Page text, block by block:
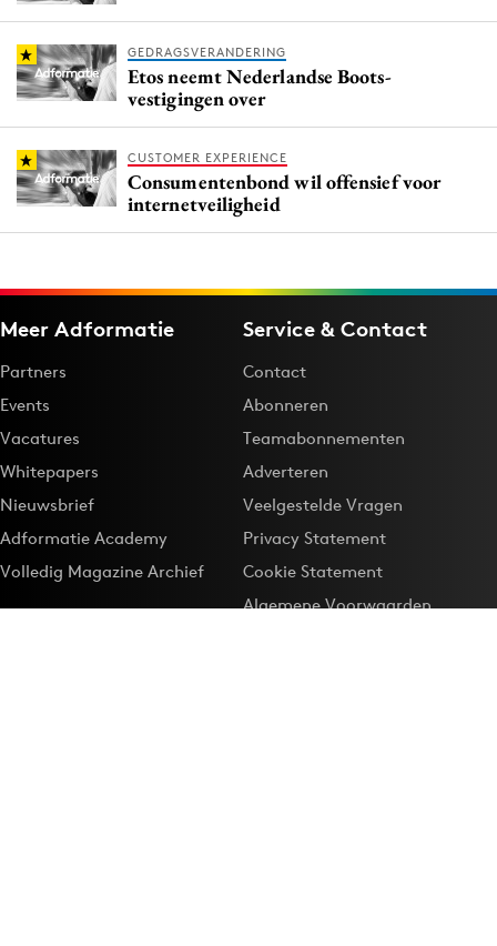
GEDRAGSVERANDERING
Etos neemt Nederlandse Boots-
vestigingen over
CUSTOMER EXPERIENCE
Consumentenbond wil offensief voor
internetveiligheid
Meer Adformatie
Partners
Events
Vacatures
Whitepapers
Nieuwsbrief
Adformatie Academy
Volledig Magazine Archief
Service & Contact
Contact
Abonneren
Teamabonnementen
Adverteren
Veelgestelde Vragen
Privacy Statement
Cookie Statement
Algemene Voorwaarden